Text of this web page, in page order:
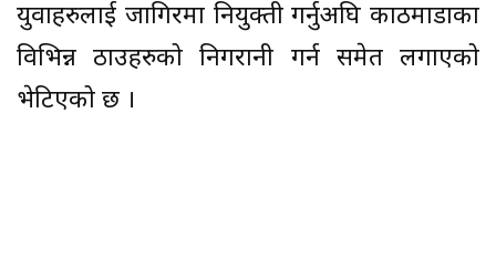
युवाहरुलाई जागिरमा नियुक्ती गर्नुअघि काठमाडौंका
विभिन्न ठाउहरुको निगरानी गर्न समेत लगाएको
भेटिएको छ ।